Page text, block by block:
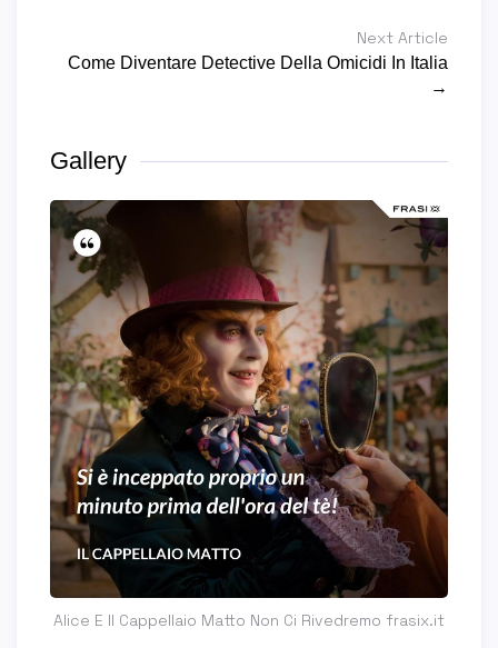
Next Article
Come Diventare Detective Della Omicidi In Italia
→
Gallery
Alice E Il Cappellaio Matto Non Ci Rivedremo frasix.it